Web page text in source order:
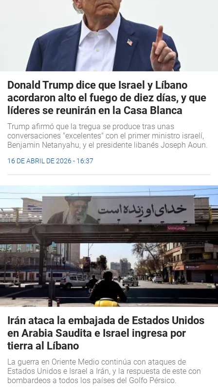
Donald Trump dice que Israel y Líbano
acordaron alto el fuego de diez días, y que
líderes se reunirán en la Casa Blanca
Trump afirmó que la tregua se produce tras unas
conversaciones "excelentes" con el primer ministro israelí,
Benjamin Netanyahu, y el presidente libanés Joseph Aoun.
16 DE ABRIL DE 2026 - 16:37
Irán ataca la embajada de Estados Unidos
en Arabia Saudita e Israel ingresa por
tierra al Líbano
La guerra en Oriente Medio continúa con ataques de
Estados Unidos e Israel a Irán, y la respuesta de este con
bombardeos a todos los países del Golfo Pérsico.